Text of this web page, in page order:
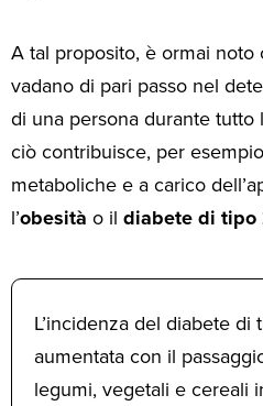
A tal proposito, è ormai noto
vadano di pari passo nel
di una persona durante tutto
ciò contribuisce, per
metaboliche e a carico
l’obesità o il diabete di tipo
L’incidenza del diabete
aumentata con il
legumi, vegetali e cereali